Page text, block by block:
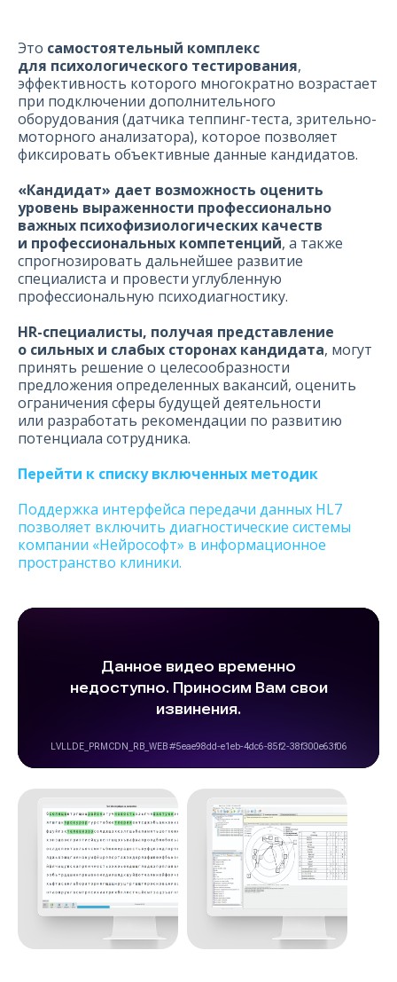
Это самостоятельный комплекс
для психологического тестирования,
эффективность которого многократно возрастает
при подключении дополнительного
оборудования (датчика теппинг-теста, зрительно-
моторного анализатора), которое позволяет
фиксировать объективные данные кандидатов.
«Кандидат» дает возможность оценить
уровень выраженности профессионально
важных психофизиологических качеств
и профессиональных компетенций, а также
спрогнозировать дальнейшее развитие
специалиста и провести углубленную
профессиональную психодиагностику.
HR-cпециалисты, получая представление
о сильных и слабых сторонах кандидата, могут
принять решение о целесообразности
предложения определенных вакансий, оценить
ограничения сферы будущей деятельности
или разработать рекомендации по развитию
потенциала сотрудника.
Перейти к списку включенных методик
Поддержка интерфейса передачи данных HL7
позволяет включить диагностические системы
компании «Нейрософт» в информационное
пространство клиники.